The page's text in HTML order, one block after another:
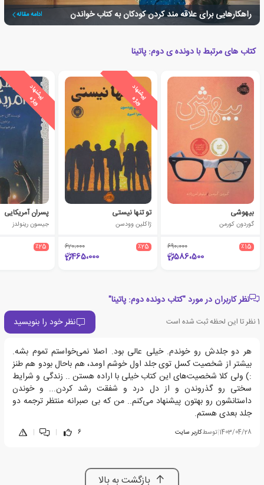
راهکارهایی برای علاقه مند کردن کودکان به کتاب خواندن ادامه مقاله
کتاب های مرتبط با دونده ی دوم: پاتینا
بیهوشی
گوردون کورمن
٪15 690،000
586،500
پ
ی
ش
ن
ه
ا
د
و
ی
ژ
ه
تو تنها نیستی
ژاکلین وودسن
٪25 620،000
465،000
پ
ی
ش
ن
ه
ا
د
و
ی
ژ
ه
پسران آمریکایی
جیسون رینولدز
٪25
نظر کاربران در مورد "کتاب دونده دوم: پاتینا"
1نظر تا این لحظه ثبت شده است نظر خود را بنویسید
هر دو جلدش رو خوندم. خیلی عالی بود. اصلا نمی‌خواستم تموم بشه.
بیشتر از شخصیت کسل توی جلد اول خوشم اومد، هم باحال بودو هم طنز
:) ولی کلا شخصیت‌های این کتاب خیلی با اراده هستن .. زندگی و شرایط
سختی رو گذروندن و از دل درد و شفقت رشد کردن... و خوندن
داستانشون رو بهتون پیشنهاد می‌کنم.. من که بی صبرانه منتظر ترجمه دو
جلد بعدی هستم.
1403/04/28
|توسطکاربر سایت 6
|
|
بازگشت به بالا